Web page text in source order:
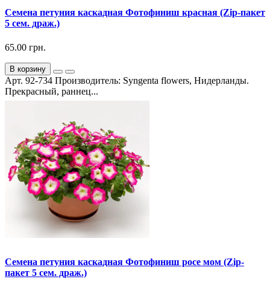
Семена петуния каскадная Фотофиниш красная (Zip-пакет
5 сем. драж.)
65.00 грн.
В корзину
Арт. 92-734 Производитель: Syngenta flowers, Нидерланды.
Прекрасный, раннец...
Семена петуния каскадная Фотофиниш росе мом (Zip-
пакет 5 сем. драж.)